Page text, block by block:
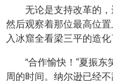
无论是支持改革的，
然后观察着那位最高位
入冰窟全看梁三平的造化
“合作愉快！”夏振
周的时间。纳尔逊已经